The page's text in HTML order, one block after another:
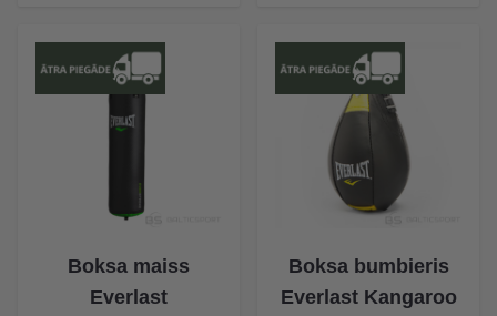
Boksa maiss
Everlast
Boksa bumbieris
Everlast Kangaroo